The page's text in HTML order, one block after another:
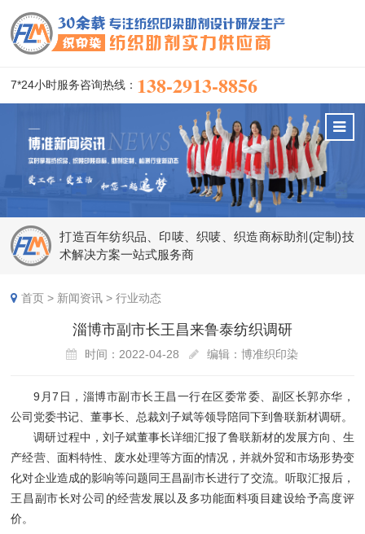
7*24小时服务咨询热线： 138-2913-8856
打造百年纺织品、印唛、织唛、织造商标助剂(定制)技
术解决方案一站式服务商
首页 > 新闻资讯 >行业动态
淄博市副市长王昌来鲁泰纺织调研
时间：2022-04-28 编辑：博准织印染
9月7日，淄博市副市长王昌一行在区委常委、副区长郭亦华，
公司党委书记、董事长、总裁刘子斌等领导陪同下到鲁联新材调研。
调研过程中，刘子斌董事长详细汇报了鲁联新材的发展方向、生
产经营、面料特性、废水处理等方面的情况，并就外贸和市场形势变
化对企业造成的影响等问题同王昌副市长进行了交流。听取汇报后，
王昌副市长对公司的经营发展以及多功能面料项目建设给予高度评
价。